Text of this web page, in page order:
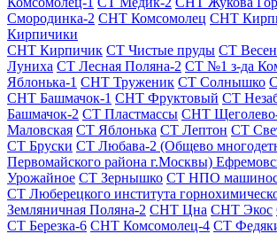
Смородинка-2 СНТ Комсомолец СНТ
Кирпичики
СНТ Кирпичик СТ Чистые пруды СТ
Луниха СТ Лесная Поляна-2 СТ №1 з-да
Яблонька-1 СНТ Труженик СТ Солнышко
СНТ Башмачок-1 СНТ Фруктовый СТ
Башмачок-2 СТ Пластмассы СНТ
Маловская СТ Яблонька СТ Лептон СТ
СТ Бруски СТ Любава-2 (Общево
Первомайского района г.Москвы)
Урожайное СТ Зернышко СТ НПО
СТ Люберецкого института
Земляничная Поляна-2 СНТ Цна СНТ Экос
СТ Березка-6 СНТ Комсомолец-4 СТ